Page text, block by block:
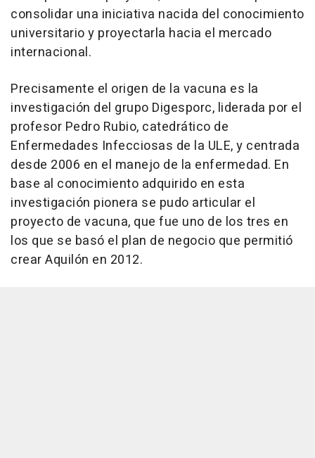
consolidar una iniciativa nacida del conocimiento
universitario y proyectarla hacia el mercado
internacional.
Precisamente el origen de la vacuna es la
investigación del grupo Digesporc, liderada por el
profesor Pedro Rubio, catedrático de
Enfermedades Infecciosas de la ULE, y centrada
desde 2006 en el manejo de la enfermedad. En
base al conocimiento adquirido en esta
investigación pionera se pudo articular el
proyecto de vacuna, que fue uno de los tres en
los que se basó el plan de negocio que permitió
crear Aquilón en 2012.